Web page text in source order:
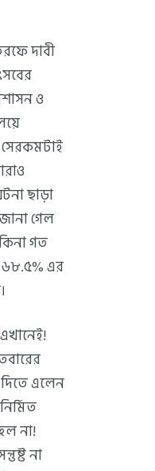
দাবী
ও
সেরকমটাই
ছাড়া
গেল
গত
৬৮.৫% এর
এলেন
না!
না